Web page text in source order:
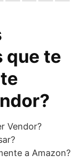
que te
Vendor?
a Amazon?